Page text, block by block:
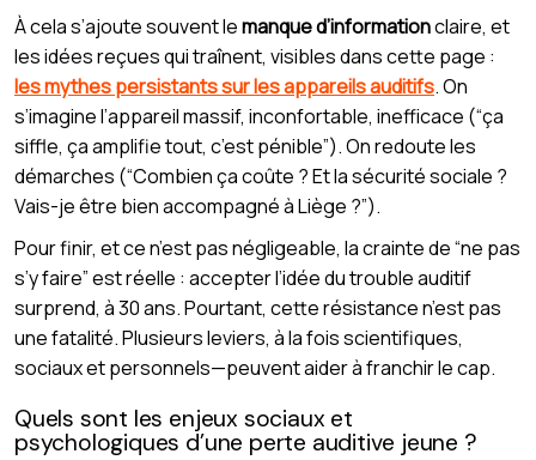
À cela s’ajoute souvent lemanque d’informationclaire, et
les idées reçues qui traînent, visibles dans cette page :
les mythes persistants sur les appareils auditifs. On
s’imagine l’appareil massif, inconfortable, inefficace (“ça
siffle, ça amplifie tout, c’est pénible”). On redoute les
démarches (“Combien ça coûte ? Et la sécurité sociale ?
Vais-je être bien accompagné à Liège ?”).
Pour finir, et ce n’est pas négligeable, la crainte de “ne pas
s’y faire” est réelle : accepter l’idée du trouble auditif
surprend, à 30 ans. Pourtant, cette résistance n’est pas
une fatalité. Plusieurs leviers, à la fois scientifiques,
sociaux et personnels—peuvent aider à franchir le cap.
Quels sont les enjeux sociaux et
psychologiques d’une perte auditive jeune ?